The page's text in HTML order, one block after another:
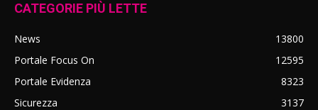
CATEGORIE PIÙ LETTE
News
13800
Portale Focus On
12595
Portale Evidenza
8323
Sicurezza
3137